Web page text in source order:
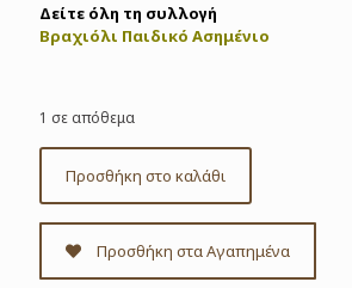
Δείτε όλη τη συλλογή
Βραχιόλι Παιδικό Ασημένιο
1 σε απόθεμα
Προσθήκη στο καλάθι
Προσθήκη στα Αγαπημένα